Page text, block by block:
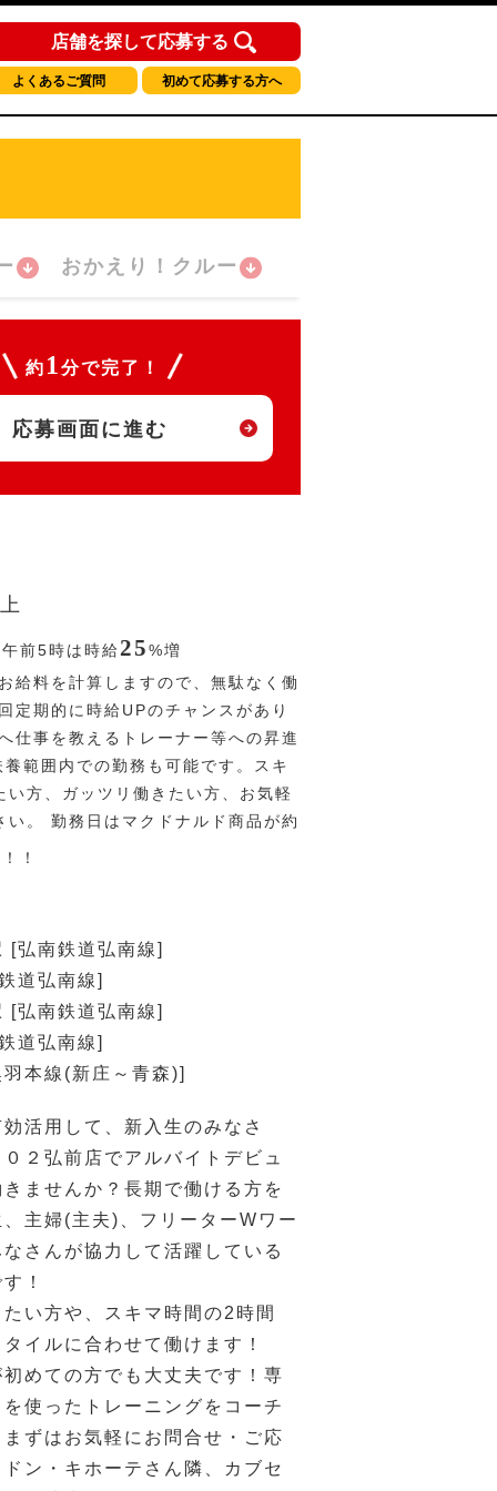
店舗を探して応募する
よくあるご質問 初めて応募する方へ
おかえり！クルー
約 1 分で完了！
応募画面に進む
前5時は時給25%増
給料を計算しますので、無駄なく働
定期的に時給UPのチャンスがあり
仕事を教えるトレーナー等への昇進
範囲内での勤務も可能です。スキ
い方、ガッツリ働きたい方、お気軽
い。 勤務日はマクドナルド商品が約
！
[弘南鉄道弘南線]
道弘南線]
[弘南鉄道弘南線]
道弘南線]
本線(新庄～青森)]
活用して、新入生のみなさ
２弘前店でアルバイトデビュ
ませんか？長期で働ける方を
主婦(主夫)、フリーターWワー
さんが協力して活躍している
！
い方や、スキマ時間の2時間
イルに合わせて働けます！
めての方でも大丈夫です！専
使ったトレーニングをコーチ
ずはお気軽にお問合せ・ご応
ン・キホーテさん隣、カブセ